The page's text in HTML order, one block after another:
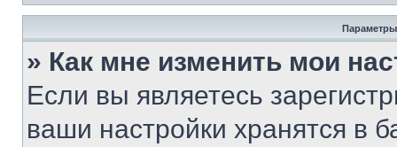
Параметры
» Как мне изменить мои
Если вы являетесь
ваши настройки хранятся в